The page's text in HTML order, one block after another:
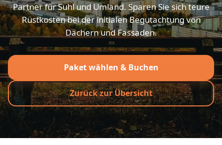
Partner für Suhl und Umland. Sparen Sie sich teure
Rüstkosten bei der initialen Begutachtung von
Dächern und Fassaden.
Paket wählen & Buchen
Zurück zur Übersicht